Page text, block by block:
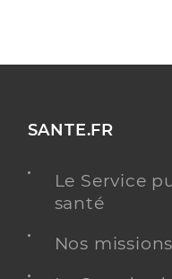
SANTE.FR
Le Service
santé
Nos missions